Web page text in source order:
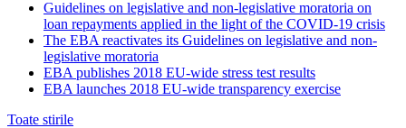
Guidelines on legislative and non-legislative moratoria on
loan repayments applied in the light of the COVID-19 crisis
The EBA reactivates its Guidelines on legislative and non-
legislative moratoria
EBA publishes 2018 EU-wide stress test results
EBA launches 2018 EU-wide transparency exercise
Toate stirile